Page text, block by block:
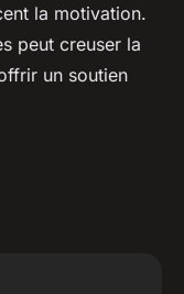
la motivation.
peut creuser la
un soutien